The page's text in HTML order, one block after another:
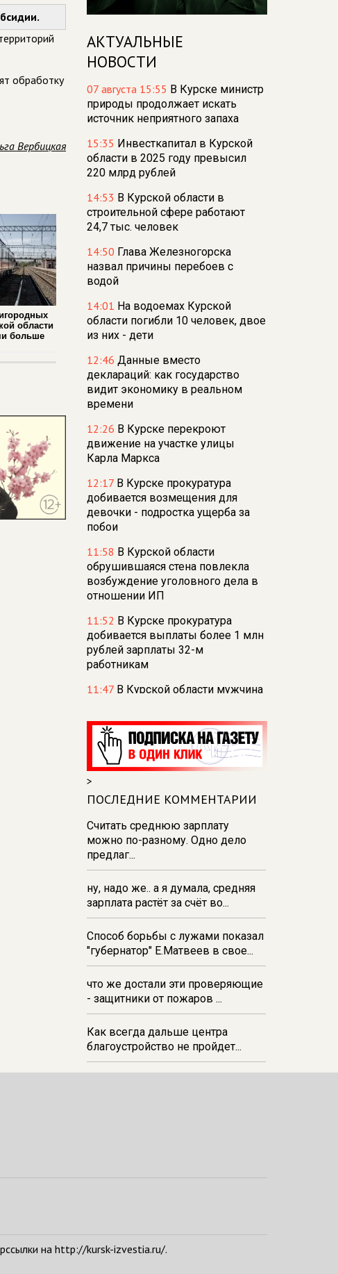
обработку
Вербицкая
области
больше
АКТУАЛЬНЫЕ
НОВОСТИ
07 августа 15:55 В Курске министр
природы продолжает искать
источник неприятного запаха
15:35 Инвесткапитал в Курской
области в 2025 году превысил
220 млрд рублей
14:53 В Курской области в
строительной сфере работают
24,7 тыс. человек
14:50 Глава Железногорска
назвал причины перебоев с
водой
14:01 На водоемах Курской
области погибли 10 человек, двое
из них - дети
12:46 Данные вместо
деклараций: как государство
видит экономику в реальном
времени
12:26 В Курске перекроют
движение на участке улицы
Карла Маркса
12:17 В Курске прокуратура
добивается возмещения для
девочки - подростка ущерба за
побои
11:58 В Курской области
обрушившаяся стена повлекла
возбуждение уголовного дела в
отношении ИП
11:52 В Курске прокуратура
добивается выплаты более 1 млн
рублей зарплаты 32-м
работникам
11:47 В Курской области мужчина
ложный донос
11:43В Курской области мужчину
судят за мошенничество с
выплатами
11:28В Курске демонтировали
реке Тускарь и Стрелецком озере
11:27В парке Пионеров в Курске
отпразднуют День
11:26В Курске в парке «Патриот»
зажгли свечи в память о
погибших в августе 2024 года
>
ПОСЛЕДНИЕ КОММЕНТАРИИ
Считать среднюю зарплату
можно по-разному. Одно дело
предлаг...
ну, надо же.. а я думала, средняя
зарплата растёт за счёт во...
Способ борьбы с лужами показал
"губернатор" Е.Матвеев в свое...
что же достали эти проверяющие
- защитники от пожаров ...
Как всегда дальше центра
благоустройство не пройдет...
на http://kursk-izvestia.ru/.